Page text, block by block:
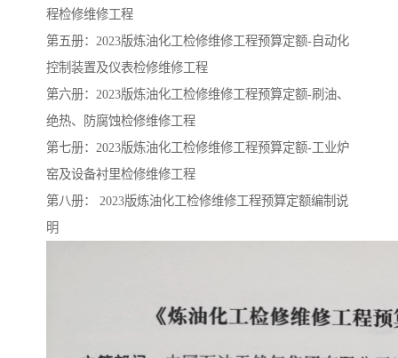
程检修维修工程
第五册：2023版炼油化工检修维修工程预算定额-自动化
控制装置及仪表检修维修工程
第六册：2023版炼油化工检修维修工程预算定额-刷油、
绝热、防腐蚀检修维修工程
第七册：2023版炼油化工检修维修工程预算定额-工业炉
窑及设备衬里检修维修工程
第八册： 2023版炼油化工检修维修工程预算定额编制说
明